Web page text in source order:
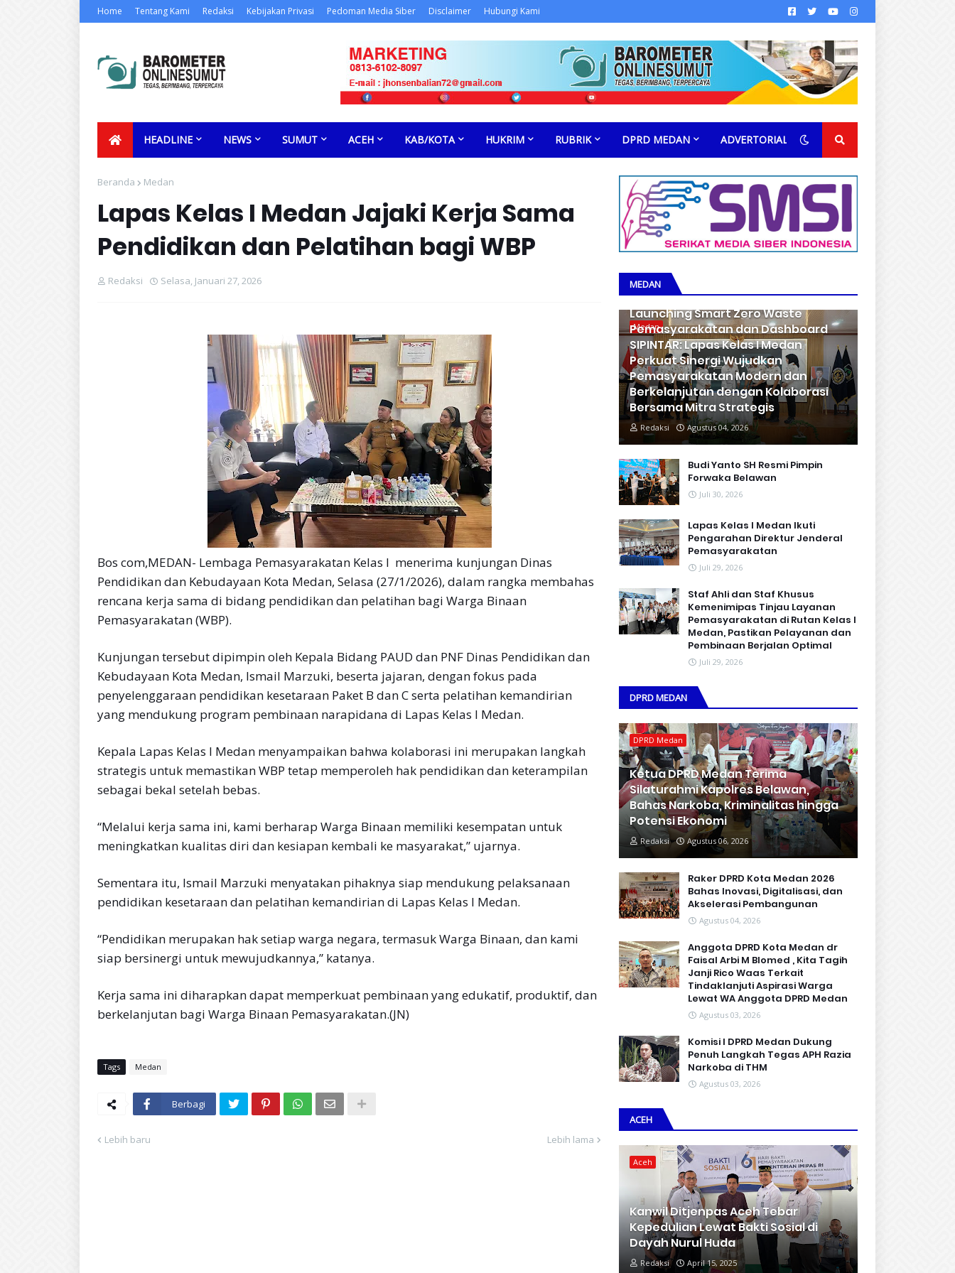
Home Tentang Kami Redaksi Kebijakan Privasi Pedoman Media Siber Disclaimer Hubungi Kami
HEADLINE NEWS SUMUT ACEH KAB/KOTA HUKRIM RUBRIK DPRD MEDAN ADVERTORIAL
Beranda Medan
Lapas Kelas I Medan Jajaki Kerja Sama
Pendidikan dan Pelatihan bagi WBP
Redaksi Selasa, Januari 27, 2026
Bos com,MEDAN- Lembaga Pemasyarakatan Kelas I menerima kunjungan Dinas
Pendidikan dan Kebudayaan Kota Medan, Selasa (27/1/2026), dalam rangka membahas
rencana kerja sama di bidang pendidikan dan pelatihan bagi Warga Binaan
Pemasyarakatan (WBP).
Kunjungan tersebut dipimpin oleh Kepala Bidang PAUD dan PNF Dinas Pendidikan dan
Kebudayaan Kota Medan, Ismail Marzuki, beserta jajaran, dengan fokus pada
penyelenggaraan pendidikan kesetaraan Paket B dan C serta pelatihan kemandirian
yang mendukung program pembinaan narapidana di Lapas Kelas I Medan.
Kepala Lapas Kelas I Medan menyampaikan bahwa kolaborasi ini merupakan langkah
strategis untuk memastikan WBP tetap memperoleh hak pendidikan dan keterampilan
sebagai bekal setelah bebas.
“Melalui kerja sama ini, kami berharap Warga Binaan memiliki kesempatan untuk
meningkatkan kualitas diri dan kesiapan kembali ke masyarakat,” ujarnya.
Sementara itu, Ismail Marzuki menyatakan pihaknya siap mendukung pelaksanaan
pendidikan kesetaraan dan pelatihan kemandirian di Lapas Kelas I Medan.
“Pendidikan merupakan hak setiap warga negara, termasuk Warga Binaan, dan kami
siap bersinergi untuk mewujudkannya,” katanya.
Kerja sama ini diharapkan dapat memperkuat pembinaan yang edukatif, produktif, dan
berkelanjutan bagi Warga Binaan Pemasyarakatan.(JN)
Tags Medan
Berbagi
Lebih baru Lebih lama
MEDAN
Medan
Launching Smart Zero Waste
Pemasyarakatan dan Dashboard
SIPINTAR: Lapas Kelas I Medan
Perkuat Sinergi Wujudkan
Pemasyarakatan Modern dan
Berkelanjutan dengan Kolaborasi
Bersama Mitra Strategis
Redaksi Agustus 04, 2026
Budi Yanto SH Resmi Pimpin
Forwaka Belawan
Juli 30, 2026
Lapas Kelas I Medan Ikuti
Pengarahan Direktur Jenderal
Pemasyarakatan
Juli 29, 2026
Staf Ahli dan Staf Khusus
Kemenimipas Tinjau Layanan
Pemasyarakatan di Rutan Kelas I
Medan, Pastikan Pelayanan dan
Pembinaan Berjalan Optimal
Juli 29, 2026
DPRD MEDAN
DPRD Medan
Ketua DPRD Medan Terima
Silaturahmi Kapolres Belawan,
Bahas Narkoba, Kriminalitas hingga
Potensi Ekonomi
Redaksi Agustus 06, 2026
Raker DPRD Kota Medan 2026
Bahas Inovasi, Digitalisasi, dan
Akselerasi Pembangunan
Agustus 04, 2026
Anggota DPRD Kota Medan dr
Faisal Arbi M Blomed , Kita Tagih
Janji Rico Waas Terkait
Tindaklanjuti Aspirasi Warga
Lewat WA Anggota DPRD Medan
Agustus 03, 2026
Komisi I DPRD Medan Dukung
Penuh Langkah Tegas APH Razia
Narkoba di THM
Agustus 03, 2026
ACEH
Aceh
Kanwil Ditjenpas Aceh Tebar
Kepedulian Lewat Bakti Sosial di
Dayah Nurul Huda
Redaksi April 15, 2025